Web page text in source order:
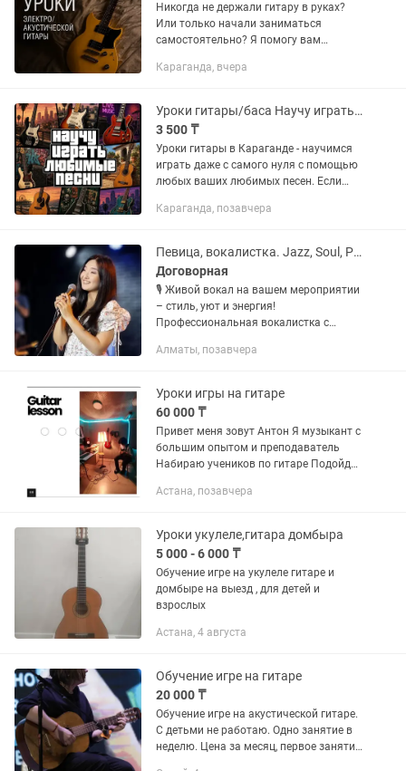
Никогда не держали гитару в руках?
Или только начали заниматься
самостоятельно? Я помогу вам
избежать типичных ошибок, которые
занятиях...
Караганда, вчера
Уроки гитары/баса Научу играть любимые песни за 1 месяц с нуля.
3 500 ₸
Уроки гитары в Караганде - научимся
играть даже с самого нуля с помощью
любых ваших любимых песен. Если
скилл игры разобрать любые треки.
Караганда, позавчера
Певица, вокалистка. Jazz, Soul, Pop. Ваше мероприятие на высшем уровне
Договорная
🎙 Живой вокал на вашем мероприятии
– стиль, уют и энергия!
Профессиональная вокалистка с
Создаем атмосферу, которая останется
Алматы, позавчера
Уроки игры на гитаре
60 000 ₸
Привет меня зовут Антон Я музыкант с
большим опытом и преподаватель
Набираю учеников по гитаре Подойдут
ребята Главное огромное желанием
Астана, позавчера
Уроки укулеле,гитара домбыра
5 000 - 6 000 ₸
Обучение игре на укулеле гитаре и
домбыре на выезд , для детей и
взрослых
Астана, 4 августа
Обучение игре на гитаре
20 000 ₸
Обучение игре на акустической гитаре.
С детьми не работаю. Одно занятие в
неделю. Цена за месяц, первое занятие